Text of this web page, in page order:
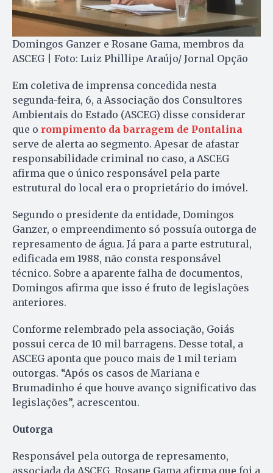
Domingos Ganzer e Rosane Gama, membros da
ASCEG | Foto: Luiz Phillipe Araújo/ Jornal Opção
Em coletiva de imprensa concedida nesta
segunda-feira, 6, a Associação dos Consultores
Ambientais do Estado (ASCEG) disse considerar
que o rompimento da barragem de Pontalina
serve de alerta ao segmento. Apesar de afastar
responsabilidade criminal no caso, a ASCEG
afirma que o único responsável pela parte
estrutural do local era o proprietário do imóvel.
Segundo o presidente da entidade, Domingos
Ganzer, o empreendimento só possuía outorga de
represamento de água. Já para a parte estrutural,
edificada em 1988, não consta responsável
técnico. Sobre a aparente falha de documentos,
Domingos afirma que isso é fruto de legislações
anteriores.
Conforme relembrado pela associação, Goiás
possui cerca de 10 mil barragens. Desse total, a
ASCEG aponta que pouco mais de 1 mil teriam
outorgas. “Após os casos de Mariana e
Brumadinho é que houve avanço significativo das
legislações”, acrescentou.
Outorga
Responsável pela outorga de represamento,